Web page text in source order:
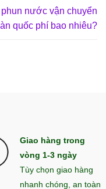
nước vận chuyển
quốc phí bao nhiêu?
Giao hàng trong
vòng 1-3 ngày
Tùy chọn giao hàng
nhanh chóng, an toàn